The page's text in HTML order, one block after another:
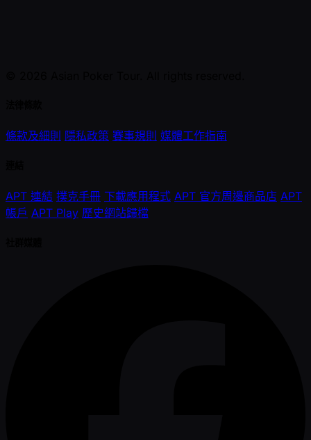
條款及細則 隱私政策 賽事規則 媒體工作指南
APT 連結 撲克手冊 下載應用程式 APT 官方周邊商品店 APT
帳戶 APT Play 歷史網站歸檔